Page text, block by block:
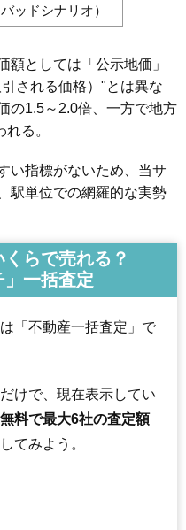
ッドシナリオ）
としては「公示地価」
される価格）"とは異な
の1.5～2.0倍、一方で地方
る。
い指標がないため、当サ
駅単位での網羅的な実勢
らで売れる？
」一括査定
「不動産一括査定」で
けで、現在表示してい
無料で最大6社の査定額
てみよう。